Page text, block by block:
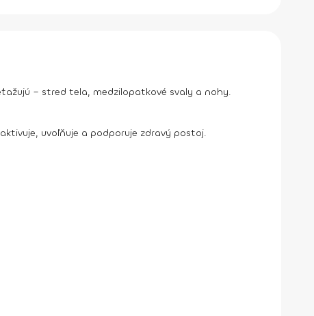
– stred tela, medzilopatkové svaly a nohy.
uvoľňuje a podporuje zdravý postoj.